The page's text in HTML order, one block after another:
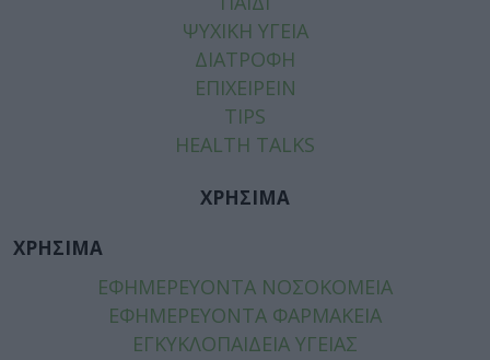
ΨΥΧΙΚΗ ΥΓΕΙΑ
ΔΙΑΤΡΟΦΗ
ΕΠΙΧΕΙΡΕΙΝ
TIPS
HEALTH TALKS
ΧΡΗΣΙΜΑ
ΧΡΗΣΙΜΑ
ΕΦΗΜΕΡΕΥΟΝΤΑ ΝΟΣΟΚΟΜΕΙΑ
ΕΦΗΜΕΡΕΥΟΝΤΑ ΦΑΡΜΑΚΕΙΑ
ΕΓΚΥΚΛΟΠΑΙΔΕΙΑ ΥΓΕΙΑΣ